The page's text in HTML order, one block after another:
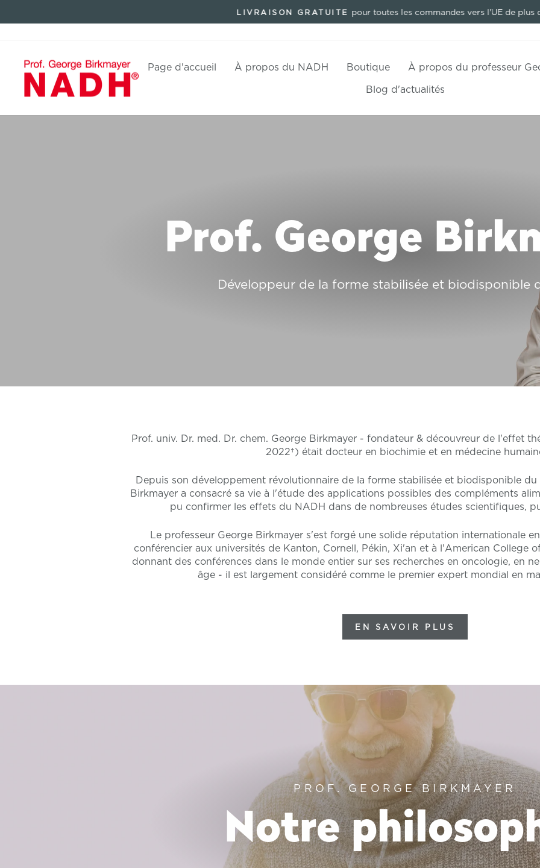
Pause
LIVRAISON GRATUITE pour toutes les commandes vers l'UE de plus
Page d'accueil À propos du NADH Boutique
À propos du professeur
Blog d'actualités
Prof. George
Développeur de la forme stabilisée et biodisponible
Prof. univ. Dr. med. Dr. chem. George Birkmayer - fondateur & découvreur de l'effet
2022†) était docteur en biochimie et en médecine
Depuis son développement révolutionnaire de la forme stabilisée et biodisponible
Birkmayer a consacré sa vie à l'étude des applications possibles des compléments
pu confirmer les effets du NADH dans de nombreuses études scientifiques,
Le professeur George Birkmayer s'est forgé une solide réputation internationale
conférencier aux universités de Kanton, Cornell, Pékin, Xi'an et à l'American College
donnant des conférences dans le monde entier sur ses recherches en oncologie, en
âge - il est largement considéré comme le premier expert mondial en
EN SAVOIR PLUS
PROF. GEORGE BIRKMAYER
Notre